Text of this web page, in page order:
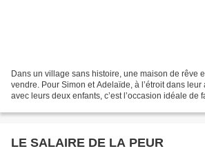
Dans un village sans histoire, une maison de rêve
vendre. Pour Simon et Adelaïde, à l’étroit dans
avec leurs deux enfants, c’est l’occasion idéale de
LE SALAIRE DE LA PEUR